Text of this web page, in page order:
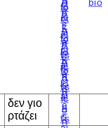
δεν γιο
ρτάζει